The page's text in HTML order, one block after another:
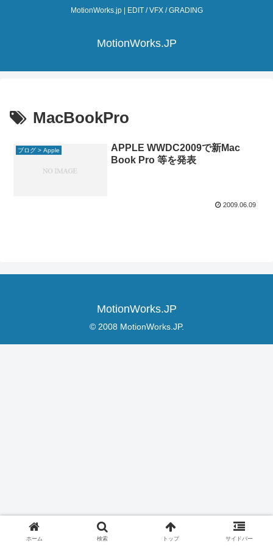
MotionWorks.jp | EDIT / VFX / GRADING
MotionWorks.JP
MacBookPro
ブログ > Apple
APPLE WWDC2009で新Mac
Book Pro 等を発表
2009.06.09
MotionWorks.JP
© 2008 MotionWorks.JP.
ホーム 検索 トップ サイドバー